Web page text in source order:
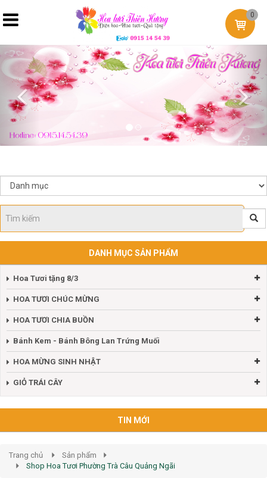
0
Previous
DANH MỤC SẢN PHẨM
Hoa Tươi tặng 8/3
HOA TƯƠI CHÚC MỪNG
HOA TƯƠI CHIA BUỒN
Bánh Kem - Bánh Bông Lan Trứng Muối
HOA MỪNG SINH NHẬT
GIỎ TRÁI CÂY
TIN MỚI
Trang chủ
Sản phẩm
Shop Hoa Tươi Phường Trà Câu Quảng Ngãi